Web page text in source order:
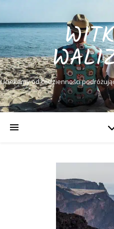
Uciekamy od codzienności